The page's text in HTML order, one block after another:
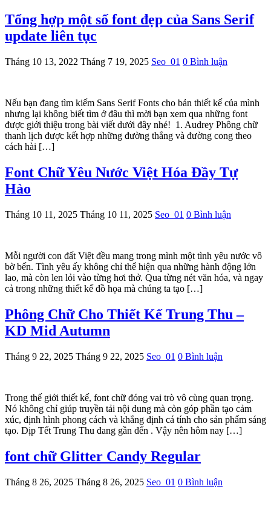
Tổng hợp một số font đẹp của Sans Serif
update liên tục
Tháng 10 13, 2022 Tháng 7 19, 2025 Seo_01 0 Bình luận
Nếu bạn đang tìm kiếm Sans Serif Fonts cho bản thiết kế của mình
nhưng lại không biết tìm ở đâu thì mời bạn xem qua những font
được giới thiệu trong bài viết dưới đây nhé! 1. Audrey Phông chữ
thanh lịch được kết hợp những đường thẳng và đường cong theo
cách hài […]
Font Chữ Yêu Nước Việt Hóa Đầy Tự
Hào
Tháng 10 11, 2025 Tháng 10 11, 2025 Seo_01 0 Bình luận
Mỗi người con đất Việt đều mang trong mình một tình yêu nước vô
bờ bến. Tình yêu ấy không chỉ thể hiện qua những hành động lớn
lao, mà còn len lỏi vào từng hơi thở. Qua từng nét văn hóa, và ngay
cả trong những thiết kế đồ họa mà chúng ta tạo […]
Phông Chữ Cho Thiết Kế Trung Thu –
KD Mid Autumn
Tháng 9 22, 2025 Tháng 9 22, 2025 Seo_01 0 Bình luận
Trong thế giới thiết kế, font chữ đóng vai trò vô cùng quan trọng.
Nó không chỉ giúp truyền tải nội dung mà còn góp phần tạo cảm
xúc, định hình phong cách và khẳng định cá tính cho sản phẩm sáng
tạo. Dịp Tết Trung Thu đang gần đến . Vậy nên hôm nay […]
font chữ Glitter Candy Regular
Tháng 8 26, 2025 Tháng 8 26, 2025 Seo_01 0 Bình luận